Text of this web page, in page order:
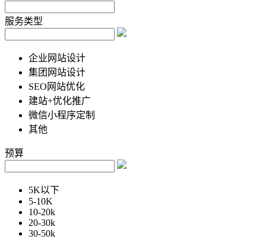
服务类型
企业网站设计
集团网站设计
SEO网站优化
建站+优化推广
微信小程序定制
其他
预算
5K以下
5-10K
10-20k
20-30k
30-50k